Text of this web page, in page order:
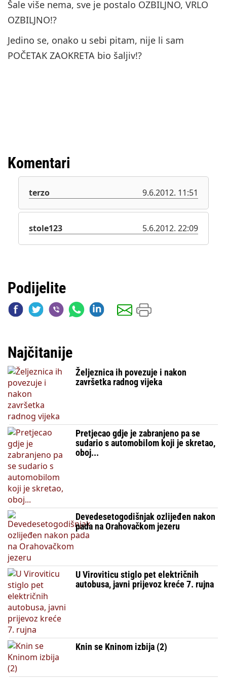
Šale više nema, sve je postalo OZBILJNO, VRLO
OZBILJNO!?
Jedino se, onako u sebi pitam, nije li sam
POČETAK ZAOKRETA bio šaljiv!?
Komentari
terzo 9.6.2012. 11:51
stole123 5.6.2012. 22:09
Podijelite
Najčitanije
Željeznica ih povezuje i nakon
završetka radnog vijeka
Pretjecao gdje je zabranjeno pa se
sudario s automobilom koji je skretao,
oboj...
Devedesetogodišnjak ozlijeđen nakon
pada na Orahovačkom jezeru
U Viroviticu stiglo pet električnih
autobusa, javni prijevoz kreće 7. rujna
Knin se Kninom izbija (2)